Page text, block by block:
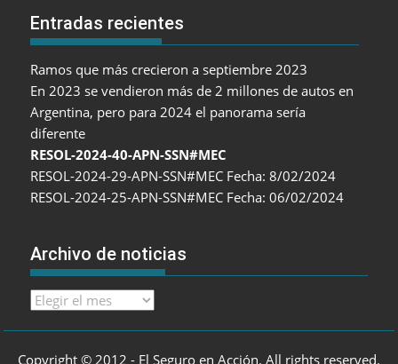
Entradas recientes
Ramos que más crecieron a septiembre 2023
En 2023 se vendieron más de 2 millones de autos en
Argentina, pero para 2024 el panorama sería
diferente
RESOL-2024-40-APN-SSN#MEC
RESOL-2024-29-APN-SSN#MEC Fecha: 8/02/2024
RESOL-2024-25-APN-SSN#MEC Fecha: 06/02/2024
Archivo de noticias
Archivo
Copyright © 2012 - El Seguro en Acción. All rights reserved.